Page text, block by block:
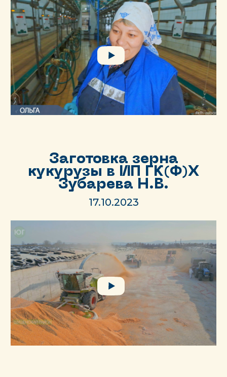
Заготовка зерна
кукурузы в ИП ГК(Ф)Х
Зубарева Н.В.
17.10.2023